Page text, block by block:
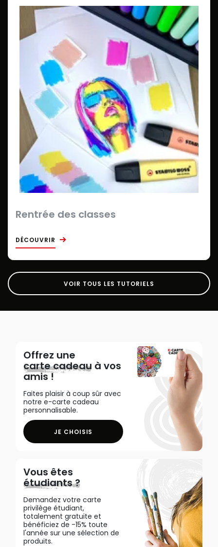
Rentrée des classes
DÉCOUVRIR
VOIR TOUS LES TUTORIELS
Offrez une
carte cadeau à vos
amis !
Faites plaisir à coup sûr avec
notre e-carte cadeau
personnalisable.
JE CHOISIS
Vous êtes
étudiants ?
Demandez votre carte
privilège étudiant,
totalement gratuite et
bénéficiez de -15% toute
l'année sur une sélection de
produits.